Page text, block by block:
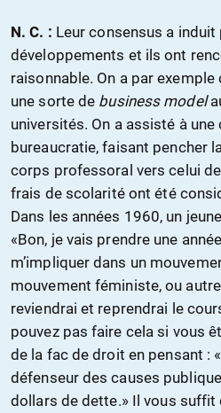
N. C. : Leur consensus a induit
développements et ils ont
raisonnable. On a par
une sorte de business model
universités. On a assisté à
bureaucratie, faisant pencher
corps professoral vers celui
frais de scolarité ont été
Dans les années 1960, un
«Bon, je vais prendre une
m’impliquer dans un
mouvement féministe, ou
reviendrai et reprendrai le
pouvez pas faire cela si vous
de la fac de droit en pensant :
défenseur des causes
dollars de dette.» Il vous suffit